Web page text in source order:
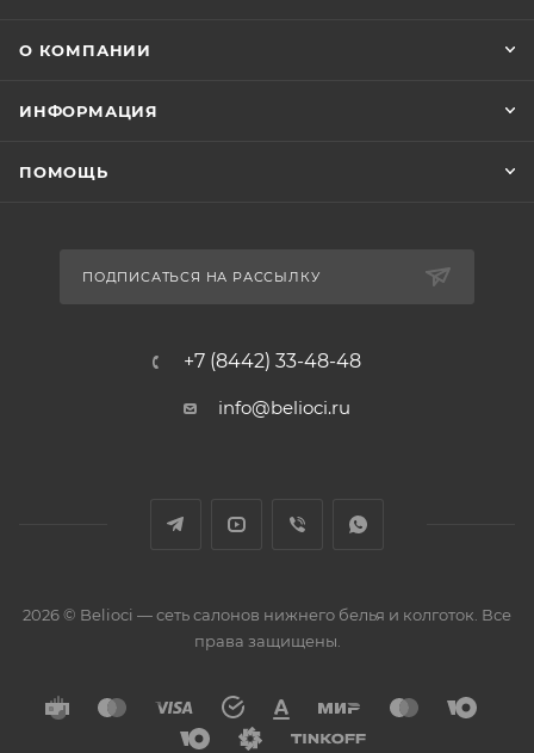
О КОМПАНИИ
ИНФОРМАЦИЯ
ПОМОЩЬ
ПОДПИСАТЬСЯ НА РАССЫЛКУ
+7 (8442) 33-48-48
info@belioci.ru
2026 © Belioci — сеть салонов нижнего белья и колготок. Все
права защищены.